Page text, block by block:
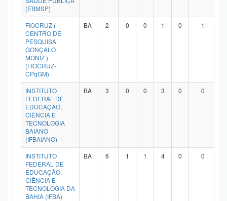
(EBMSP)
FIOCRUZ (
CENTRO DE
PESQUISA
GONÇALO
MONIZ )
(FIOCRUZ-
CPqGM)
BA 2 0 0 1 0 1
INSTITUTO
FEDERAL DE
EDUCAÇÃO,
CIÊNCIA E
TECNOLOGIA
BAIANO
(IFBAIANO)
BA 3 0 0 3 0 0
INSTITUTO
FEDERAL DE
EDUCAÇÃO,
CIÊNCIA E
TECNOLOGIA DA
BAHIA (IFBA)
BA 6 1 1 4 0 0